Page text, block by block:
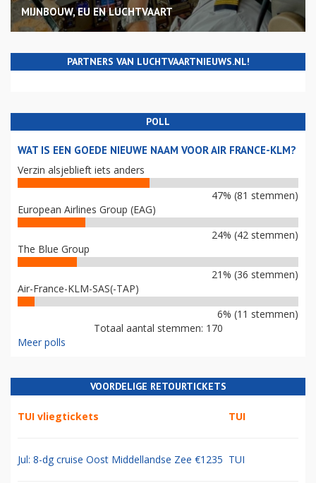
MIJNBOUW, EU EN LUCHTVAART
PARTNERS VAN LUCHTVAARTNIEUWS.NL!
POLL
WAT IS EEN GOEDE NIEUWE NAAM VOOR AIR FRANCE-KLM?
Verzin alsjeblieft iets anders
47% (81 stemmen)
European Airlines Group (EAG)
24% (42 stemmen)
The Blue Group
21% (36 stemmen)
Air-France-KLM-SAS(-TAP)
6% (11 stemmen)
Totaal aantal stemmen: 170
Meer polls
VOORDELIGE RETOURTICKETS
TUI vliegtickets TUI
Jul: 8-dg cruise Oost Middellandse Zee €1235 TUI